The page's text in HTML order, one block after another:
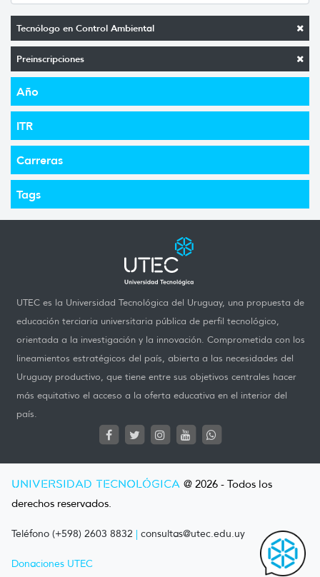
Tecnólogo en Control Ambiental
Preinscripciones
Año
ITR
Carreras
Tags
UTEC es la Universidad Tecnológica del Uruguay, una propuesta de
educación terciaria universitaria pública de perfil tecnológico,
orientada a la investigación y la innovación. Comprometida con los
lineamientos estratégicos del país, abierta a las necesidades del
Uruguay productivo, que tiene entre sus objetivos centrales hacer
más equitativo el acceso a la oferta educativa en el interior del
país.
UNIVERSIDAD TECNOLÓGICA @ 2026 - Todos los
derechos reservados.
Teléfono (+598) 2603 8832 | consultas@utec.edu.uy
Donaciones UTEC